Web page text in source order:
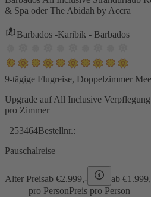
& Spa oder The Abidah by Accra
Barbados -Karibik - Barbados
9-tägige Flugreise, Doppelzimmer
Upgrade auf All Inclusive
pro Zimmer
253464Bestellnr.:
Pauschalreise
Alter Preisab €2.999,- ab €
pro PersonPreis pro Person